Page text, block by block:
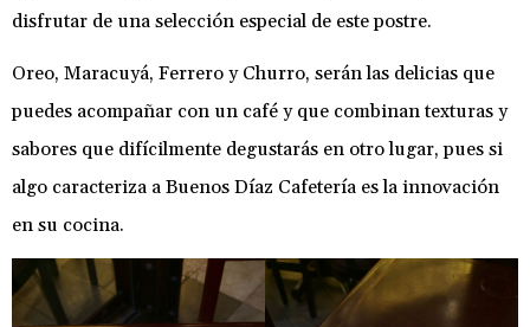
disfrutar de una selección especial de este postre.
Oreo, Maracuyá, Ferrero y Churro, serán las delicias que
puedes acompañar con un café y que combinan texturas y
sabores que difícilmente degustarás en otro lugar, pues si
algo caracteriza a Buenos Díaz Cafetería es la innovación
en su cocina.